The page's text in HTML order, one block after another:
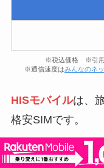
※税込価格 ※引用
※通信速度はみんなのネ
HISモバイルは、
格安SIMです。
自由自在2.0プラ